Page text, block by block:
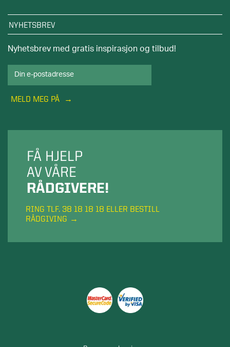
NYHETSBREV
Nyhetsbrev med gratis inspirasjon og tilbud!
MELD MEG PÅ
FÅ HJELP
AV VÅRE
RÅDGIVERE!
RING TLF. 38 18 18 18 ELLER BESTILL
RÅDGIVING